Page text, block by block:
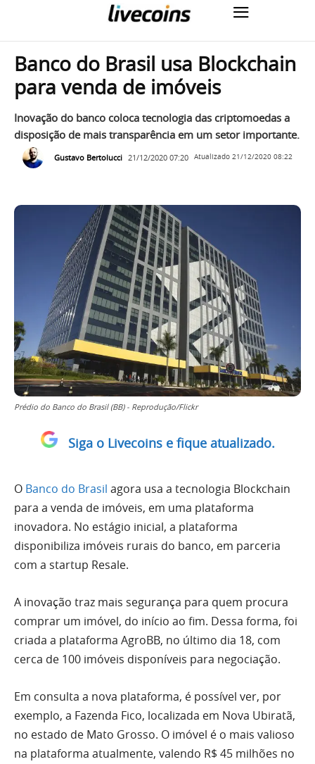
Banco do Brasil usa Blockchain
para venda de imóveis
Inovação do banco coloca tecnologia das criptomoedas a
disposição de mais transparência em um setor importante.
Gustavo Bertolucci 21/12/2020 07:20 Atualizado 21/12/2020 08:22
Prédio do Banco do Brasil (BB) - Reprodução/Flickr
Siga o Livecoins e fique atualizado.
O Banco do Brasil agora usa a tecnologia Blockchain
para a venda de imóveis, em uma plataforma
inovadora. No estágio inicial, a plataforma
disponibiliza imóveis rurais do banco, em parceria
com a startup Resale.
A inovação traz mais segurança para quem procura
comprar um imóvel, do início ao fim. Dessa forma, foi
criada a plataforma AgroBB, no último dia 18, com
cerca de 100 imóveis disponíveis para negociação.
Em consulta a nova plataforma, é possível ver, por
exemplo, a Fazenda Fico, localizada em Nova Ubiratã,
no estado de Mato Grosso. O imóvel é o mais valioso
na plataforma atualmente, valendo R$ 45 milhões no